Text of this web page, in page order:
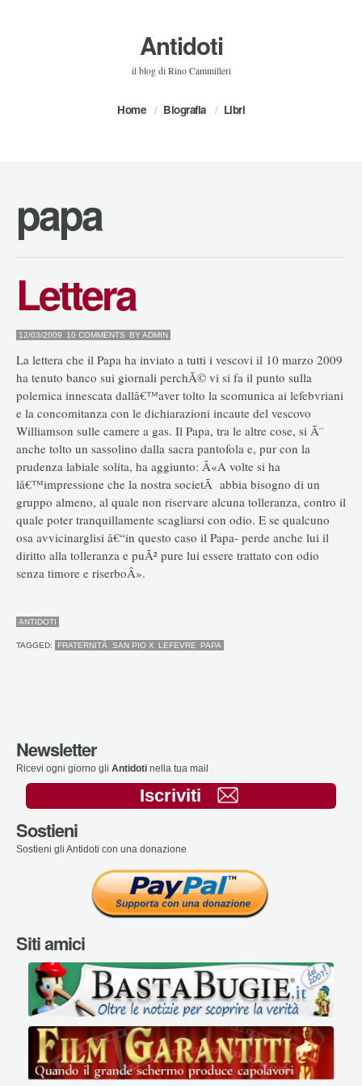
Antidoti
il blog di Rino Cammilleri
Home Biografia Libri
papa
Lettera
12/03/2009 10 COMMENTS BY ADMIN
La lettera che il Papa ha inviato a tutti i vescovi il 10 marzo 2009
ha tenuto banco sui giornali perchÃ© vi si fa il punto sulla
polemica innescata dallâ€™aver tolto la scomunica ai lefebvriani
e la concomitanza con le dichiarazioni incaute del vescovo
Williamson sulle camere a gas. Il Papa, tra le altre cose, si Ã¨
anche tolto un sassolino dalla sacra pantofola e, pur con la
prudenza labiale solita, ha aggiunto: Â«A volte si ha
lâ€™impressione che la nostra societÃ abbia bisogno di un
gruppo almeno, al quale non riservare alcuna tolleranza, contro il
quale poter tranquillamente scagliarsi con odio. E se qualcuno
osa avvicinarglisi â€“in questo caso il Papa- perde anche lui il
diritto alla tolleranza e puÃ² pure lui essere trattato con odio
senza timore e riserboÂ».
ANTIDOTI
TAGGED: FRATERNITÃ SAN PIO X LEFEVRE PAPA
Newsletter
Ricevi ogni giorno gli Antidoti nella tua mail
Iscriviti
Sostieni
Sostieni gli Antidoti con una donazione
Siti amici